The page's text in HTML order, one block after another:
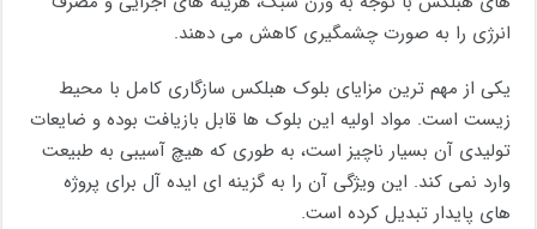
انرژی را به صورت چشمگیری کاهش می دهند.
یکی از مهم ترین مزایای بلوک هبلکس سازگاری کامل با محیط
زیست است. مواد اولیه این بلوک ها قابل بازیافت بوده و ضایعات
تولیدی آن بسیار ناچیز است، به طوری که هیچ آسیبی به طبیعت
وارد نمی کند. این ویژگی آن را به گزینه ای ایده آل برای پروژه
های پایدار تبدیل کرده است.